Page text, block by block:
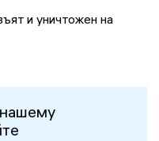
и уничтожен на